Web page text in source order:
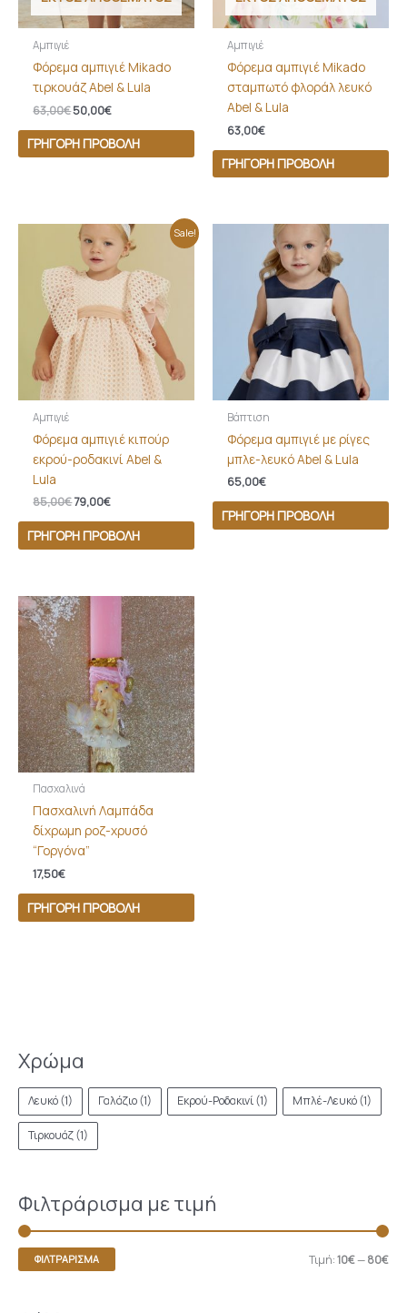
Χρώμα
Λευκό(1) Γαλάζιο(1) Εκρού-Ροδακινί (1) Μπλέ-Λευκό(1)
Τιρκουάζ(1)
Φιλτράρισμα με τιμή
ΦΙΛΤΡΆΡΙΣΜΑ Τιμή:10€—80€
Αμπιγιέ
Φόρεμα αμπιγιέ Mikado
τιρκουάζ Abel & Lula
63,00€50,00€
ΓΡΉΓΟΡΗ ΠΡΟΒΟΛΉ
Αμπιγιέ
Φόρεμα αμπιγιέ Mikado
σταμπωτό φλοράλ λευκό
Abel & Lula
63,00€
ΓΡΉΓΟΡΗ ΠΡΟΒΟΛΉ
Sale!
Αμπιγιέ
Φόρεμα αμπιγιέ κιπούρ
εκρού-ροδακινί Abel &
Lula
85,00€
Original
price
was:
85,00€.
79,00€
Η
τρέχουσα
τιμή
είναι:
79,00€.
ΓΡΉΓΟΡΗ ΠΡΟΒΟΛΉ
Βάπτιση
Φόρεμα αμπιγιέ με ρίγες
μπλε-λευκό Abel & Lula
65,00€
ΓΡΉΓΟΡΗ ΠΡΟΒΟΛΉ
Πασχαλινά
Πασχαλινή Λαμπάδα
δίχρωμη ροζ-χρυσό
“Γοργόνα”
17,50€
ΓΡΉΓΟΡΗ ΠΡΟΒΟΛΉ